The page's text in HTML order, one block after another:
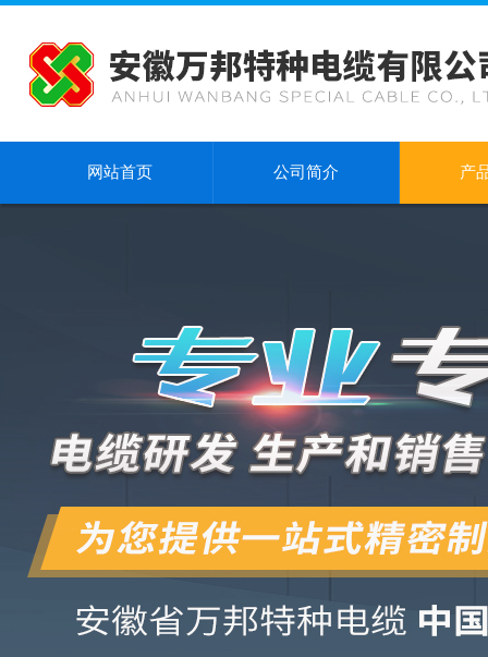
网站首页 公司简介 产